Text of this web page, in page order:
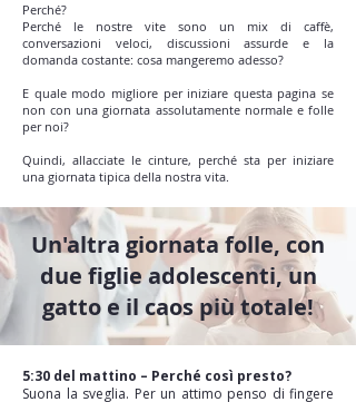
Perché?
Perché le nostre vite sono un mix di caffè,
conversazioni veloci, discussioni assurde e la
domanda costante: cosa mangeremo adesso?
E quale modo migliore per iniziare questa pagina se
non con una giornata assolutamente normale e folle
per noi?
Quindi, allacciate le cinture, perché sta per iniziare
una giornata tipica della nostra vita.
Un'altra giornata folle, con
due figlie adolescenti, un
gatto e il caos più totale!
5:30 del mattino – Perché così presto?
Suona la sveglia. Per un attimo penso di fingere